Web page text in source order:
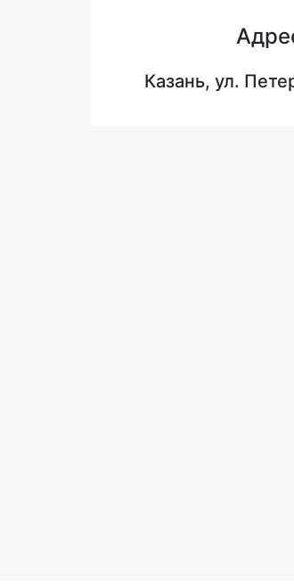
Казань, ул.